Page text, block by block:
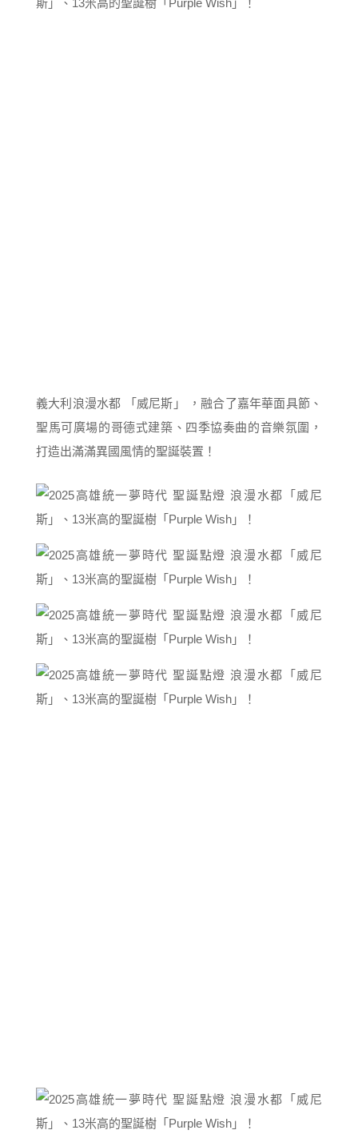
義大利浪漫水都 「威尼斯」 ，融合了嘉年華面具節、
聖馬可廣場的哥德式建築、四季協奏曲的音樂氛圍，
打造出滿滿異國風情的聖誕裝置！